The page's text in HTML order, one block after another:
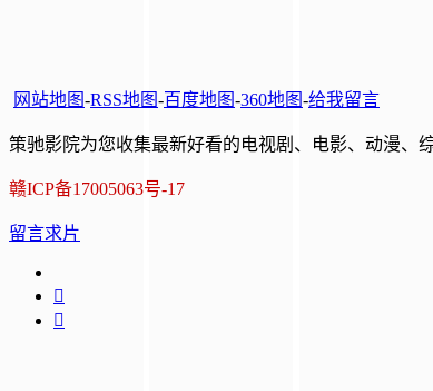
网站地图-RSS地图-百度地图-360地图-给我留言
策驰影院为您收集最新好看的电视剧、电影、动漫、
赣ICP备17005063号-17
留言求片

